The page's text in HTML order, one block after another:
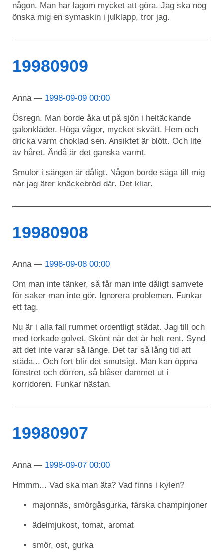
någon. Man har lagom mycket att göra. Jag ska nog
önska mig en symaskin i julklapp, tror jag.
19980909
Anna 1998-09-09 00:00
Ösregn. Man borde åka ut på sjön i heltäckande
galonkläder. Höga vågor, mycket skvätt. Hem och
dricka varm choklad sen. Ansiktet är blött. Och lite
av håret. Ändå är det ganska varmt.
Smulor i sängen är dåligt. Någon borde säga till mig
när jag äter knäckebröd där. Det kliar.
19980908
Anna 1998-09-08 00:00
Om man inte tänker, så får man inte dåligt samvete
för saker man inte gör. Ignorera problemen. Funkar
ett tag.
Nu är i alla fall rummet ordentligt städat. Jag till och
med torkade golvet. Skönt när det är helt rent. Synd
att det inte varar så länge. Det tar så lång tid att
städa... Och fort blir det smutsigt. Man kan öppna
fönstret och dörren, så blåser dammet ut i
korridoren. Funkar nästan.
19980907
Anna 1998-09-07 00:00
Hmmm... Vad ska man äta? Vad finns i kylen?
majonnäs, smörgåsgurka, färska champinjoner
ädelmjukost, tomat, aromat
smör, ost, gurka